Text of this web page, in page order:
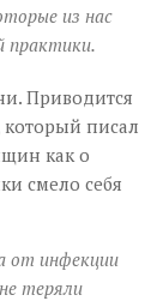
из нас
практики.
Приводится
который писал
как о
смело себя
от инфекции
теряли